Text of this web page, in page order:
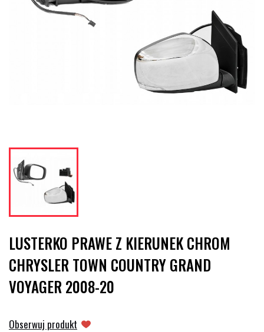
LUSTERKO PRAWE Z KIERUNEK CHROM
CHRYSLER TOWN COUNTRY GRAND
VOYAGER 2008-20
Obserwuj produkt